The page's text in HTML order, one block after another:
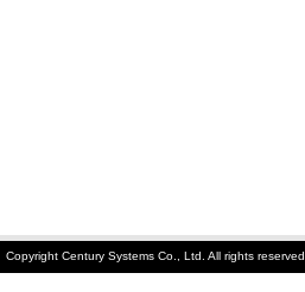
Copyright Century Systems Co., Ltd. All rights reserved.